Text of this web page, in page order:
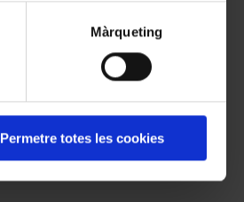
Màrqueting
Permetre totes les cookies